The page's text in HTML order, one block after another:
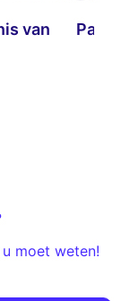
van
moet weten!